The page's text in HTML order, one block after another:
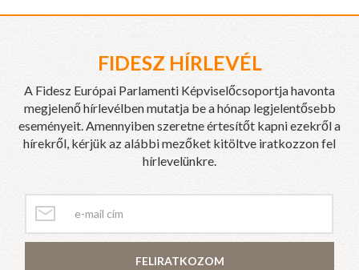
FIDESZ HÍRLEVÉL
A Fidesz Európai Parlamenti Képviselőcsoportja havonta
megjelenő hírlevélben mutatja be a hónap legjelentősebb
eseményeit. Amennyiben szeretne értesítőt kapni ezekről a
hírekről, kérjük az alábbi mezőket kitöltve iratkozzon fel
hírlevelünkre.
FELIRATKOZOM